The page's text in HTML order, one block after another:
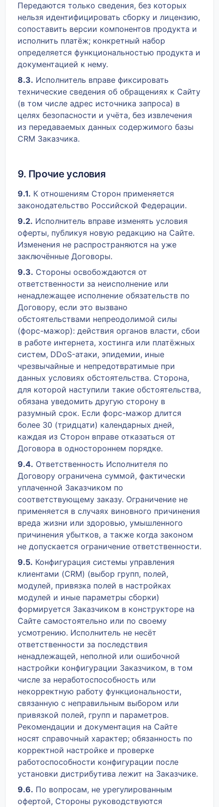
Передаются только сведения, без которых
нельзя идентифицировать сборку и лицензию,
сопоставить версии компонентов продукта и
исполнить платёж; конкретный набор
определяется функциональностью продукта и
документацией к нему.
8.3. Исполнитель вправе фиксировать
технические сведения об обращениях к Сайту
(в том числе адрес источника запроса) в
целях безопасности и учёта, без извлечения
из передаваемых данных содержимого базы
CRM Заказчика.
9. Прочие условия
9.1. К отношениям Сторон применяется
законодательство Российской Федерации.
9.2. Исполнитель вправе изменять условия
оферты, публикуя новую редакцию на Сайте.
Изменения не распространяются на уже
заключённые Договоры.
9.3. Стороны освобождаются от
ответственности за неисполнение или
ненадлежащее исполнение обязательств по
Договору, если это вызвано
обстоятельствами непреодолимой силы
(форс-мажор): действия органов власти, сбои
в работе интернета, хостинга или платёжных
систем, DDoS-атаки, эпидемии, иные
чрезвычайные и непредотвратимые при
данных условиях обстоятельства. Сторона,
для которой наступили такие обстоятельства,
обязана уведомить другую сторону в
разумный срок. Если форс-мажор длится
более 30 (тридцати) календарных дней,
каждая из Сторон вправе отказаться от
Договора в одностороннем порядке.
9.4. Ответственность Исполнителя по
Договору ограничена суммой, фактически
уплаченной Заказчиком по
соответствующему заказу. Ограничение не
применяется в случаях виновного причинения
вреда жизни или здоровью, умышленного
причинения убытков, а также когда законом
не допускается ограничение ответственности.
9.5. Конфигурация системы управления
клиентами (CRM) (выбор групп, полей,
модулей, привязка полей в настройках
модулей и иные параметры сборки)
формируется Заказчиком в конструкторе на
Сайте самостоятельно или по своему
усмотрению. Исполнитель не несёт
ответственности за последствия
ненадлежащей, неполной или ошибочной
настройки конфигурации Заказчиком, в том
числе за неработоспособность или
некорректную работу функциональности,
связанную с неправильным выбором или
привязкой полей, групп и параметров.
Рекомендации и документация на Сайте
носят справочный характер; обязанность по
корректной настройке и проверке
работоспособности конфигурации после
установки дистрибутива лежит на Заказчике.
9.6. По вопросам, не урегулированным
офертой, Стороны руководствуются